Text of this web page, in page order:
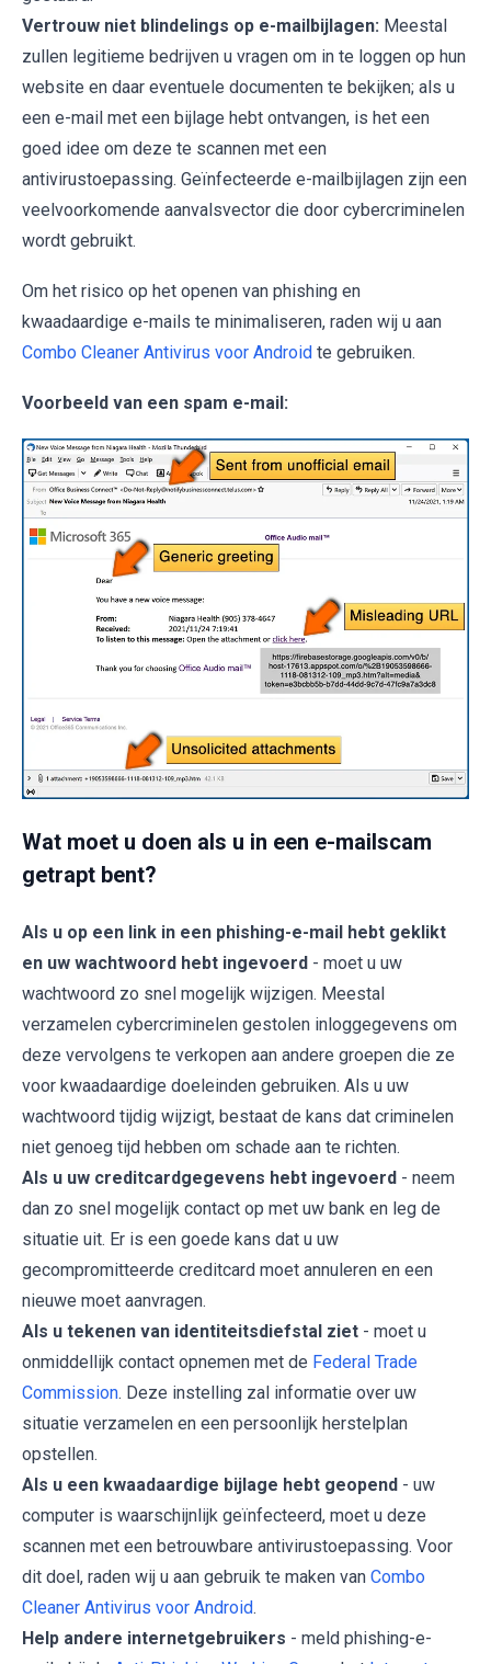
Vertrouw niet blindelings op e-mailbijlagen: Meestal
zullen legitieme bedrijven u vragen om in te loggen op hun
website en daar eventuele documenten te bekijken; als u
een e-mail met een bijlage hebt ontvangen, is het een
goed idee om deze te scannen met een
antivirustoepassing. Geïnfecteerde e-mailbijlagen zijn een
veelvoorkomende aanvalsvector die door cybercriminelen
wordt gebruikt.
Om het risico op het openen van phishing en
kwaadaardige e-mails te minimaliseren, raden wij u aan
Combo Cleaner Antivirus voor Android te gebruiken.
Voorbeeld van een spam e-mail:
Wat moet u doen als u in een e-mailscam
getrapt bent?
Als u op een link in een phishing-e-mail hebt geklikt
en uw wachtwoord hebt ingevoerd - moet u uw
wachtwoord zo snel mogelijk wijzigen. Meestal
verzamelen cybercriminelen gestolen inloggegevens om
deze vervolgens te verkopen aan andere groepen die ze
voor kwaadaardige doeleinden gebruiken. Als u uw
wachtwoord tijdig wijzigt, bestaat de kans dat criminelen
niet genoeg tijd hebben om schade aan te richten.
Als u uw creditcardgegevens hebt ingevoerd - neem
dan zo snel mogelijk contact op met uw bank en leg de
situatie uit. Er is een goede kans dat u uw
gecompromitteerde creditcard moet annuleren en een
nieuwe moet aanvragen.
Als u tekenen van identiteitsdiefstal ziet - moet u
onmiddellijk contact opnemen met de Federal Trade
Commission. Deze instelling zal informatie over uw
situatie verzamelen en een persoonlijk herstelplan
opstellen.
Als u een kwaadaardige bijlage hebt geopend - uw
computer is waarschijnlijk geïnfecteerd, moet u deze
scannen met een betrouwbare antivirustoepassing. Voor
dit doel, raden wij u aan gebruik te maken van Combo
Cleaner Antivirus voor Android.
Help andere internetgebruikers - meld phishing-e-